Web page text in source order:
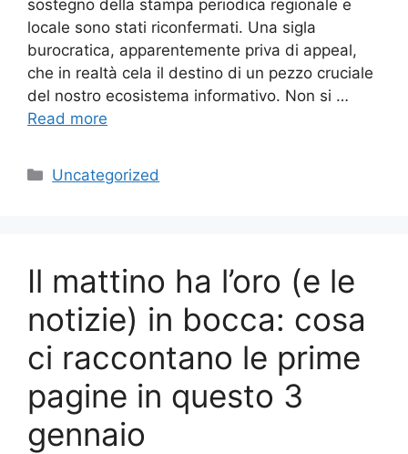
sostegno della stampa periodica regionale e
locale sono stati riconfermati. Una sigla
burocratica, apparentemente priva di appeal,
che in realtà cela il destino di un pezzo cruciale
del nostro ecosistema informativo. Non si …
Read more
Categories
Uncategorized
Il mattino ha l’oro (e le
notizie) in bocca: cosa
ci raccontano le prime
pagine in questo 3
gennaio